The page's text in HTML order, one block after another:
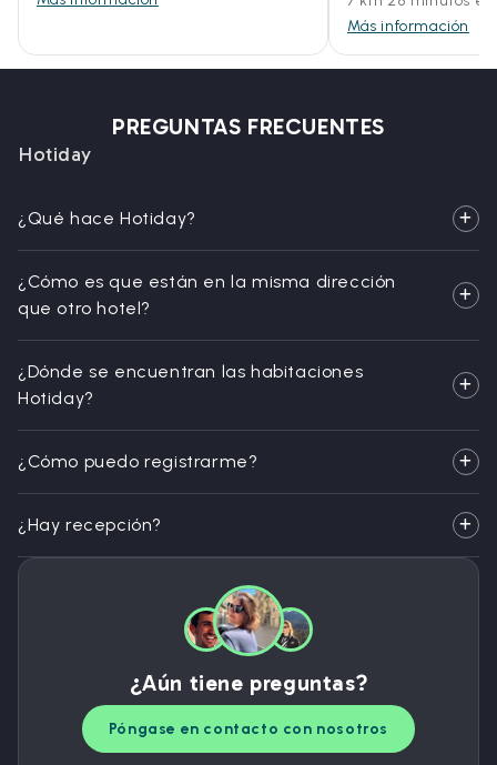
Más información
PREGUNTAS FRECUENTES
Hotiday
¿Qué hace Hotiday?
¿Cómo es que están en la misma dirección
que otro hotel?
¿Dónde se encuentran las habitaciones
Hotiday?
¿Cómo puedo registrarme?
¿Hay recepción?
¿Aún tiene preguntas?
Póngase en contacto con nosotros